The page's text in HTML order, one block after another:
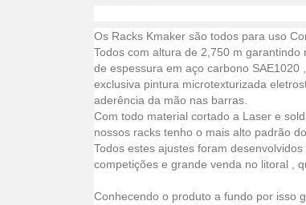
Os Racks Kmaker são todos para uso
Todos com altura de 2,750 m
de espessura em aço carbono
exclusiva pintura microtexturizada
aderência da mão nas barras.
Com todo material cortado a Laser e
nossos racks tenho o mais alto padrão do
Todos estes ajustes foram
competições e grande venda no litoral ,
Conhecendo o produto a fundo por isso